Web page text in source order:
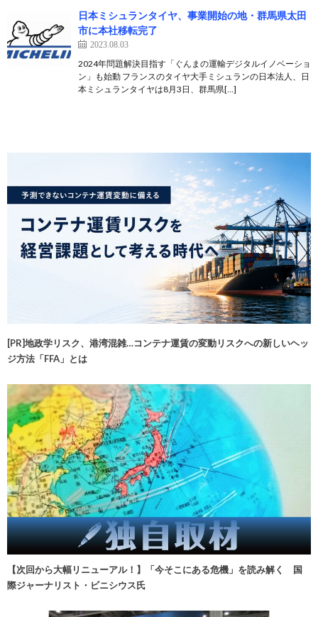
日本ミシュランタイヤ、事業開始の地・群馬県太田
市に本社移転完了
2023.08.03
2024年問題解決目指す「ぐんまの運輸デジタルイノベーショ
ン」も始動 フランスのタイヤ大手ミシュランの日本法人、日
本ミシュランタイヤは8月3日、群馬県[…]
[PR]地政学リスク、港湾混雑…コンテナ運賃の変動リスクへの新しいヘッ
ジ方法「FFA」とは
【次回から大幅リニューアル！】「今そこにある危機」を読み解く 国
際ジャーナリスト・ビニシウス氏